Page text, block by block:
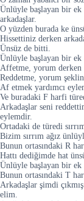
Ünlüyle başlayan bir ek
arkadaşlar.
O yüzden burada ke
Hissettiniz derken
Ünsüz de bitti.
Ünlüyle başlayan bir ek
Affetme, yorum derken
Reddetme, yorum
Af etmek yardımcı
Ve buradaki F harfi
Arkadaşlar seni
eylemdir.
Ortadaki de türedi
Bizim sırrım ağız
Bunun ortasındaki R
Hattı dediğimde hat
Ünlüyle başlayan bir ek
Bunun ortasındaki T
Arkadaşlar şimdi
elim.